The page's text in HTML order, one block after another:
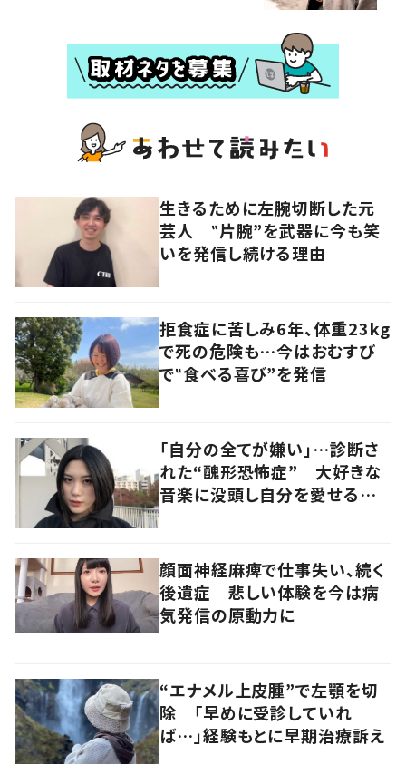
生きるために左腕切断した元
芸人 ‟片腕”を武器に今も笑
いを発信し続ける理由
拒食症に苦しみ6年、体重23kg
で死の危険も…今はおむすび
で‟食べる喜び”を発信
「自分の全てが嫌い」…診断さ
れた“醜形恐怖症” 大好きな
音楽に没頭し自分を愛せるよう
顔面神経麻痺で仕事失い、続く
後遺症 悲しい体験を今は病
気発信の原動力に
“エナメル上皮腫”で左顎を切
除 「早めに受診していれ
ば…」経験もとに早期治療訴え